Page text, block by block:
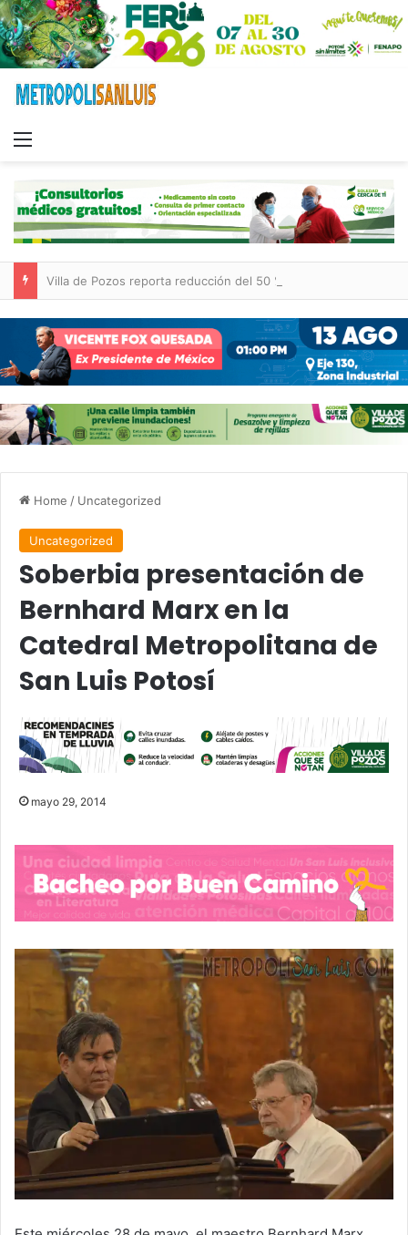
Home / Uncategorized
Uncategorized
Soberbia presentación de
Bernhard Marx en la
Catedral Metropolitana de
San Luis Potosí
mayo 29, 2014